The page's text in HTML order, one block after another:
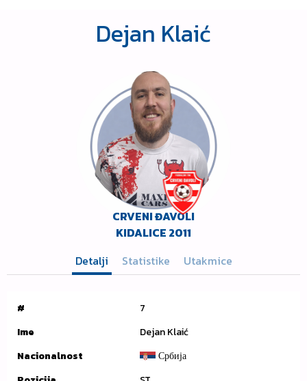
Dejan Klaić
CRVENI ĐAVOLI
KIDALICE 2011
Detalji
Statistike Utakmice
#
7
Ime
Dejan Klaić
Nacionalnost
Србија